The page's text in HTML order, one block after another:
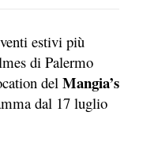
estivi più
di Palermo
del Mangia’s
dal 17 luglio